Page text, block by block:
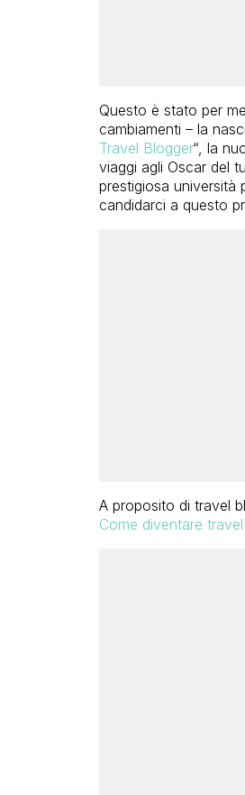
Questo è stato per
cambiamenti – la
Travel Blogger“, la
viaggi agli Oscar del
prestigiosa università
candidarci a questo
A proposito di travel
Come diventare